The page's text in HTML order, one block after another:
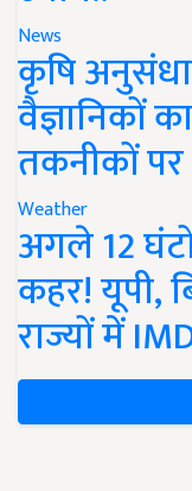
News
कृषि
वैज्ञानिकों
तकनीकों
Weather
अगले 12
कहर! यूपी,
राज्यों में